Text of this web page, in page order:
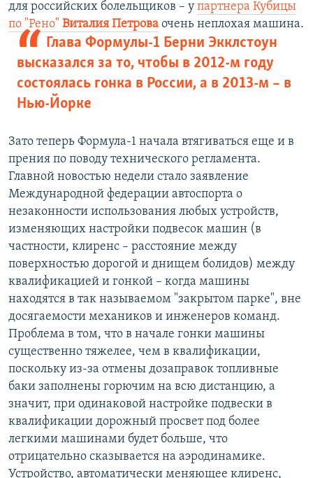
для российских болельщиков – у партнера Кубицы
по "Рено" Виталия Петрова очень неплохая машина.
Глава Формулы-1 Берни Экклстоун
высказался за то, чтобы в 2012-м году
состоялась гонка в России, а в 2013-м – в
Нью-Йорке
Зато теперь Формула-1 начала втягиваться еще и в
прения по поводу технического регламента.
Главной новостью недели стало заявление
Международной федерации автоспорта о
незаконности использования любых устройств,
изменяющих настройки подвесок машин (в
частности, клиренс – расстояние между
поверхностью дорогой и днищем болидов) между
квалификацией и гонкой – когда машины
находятся в так называемом "закрытом парке", вне
досягаемости механиков и инженеров команд.
Проблема в том, что в начале гонки машины
существенно тяжелее, чем в квалификации,
поскольку из-за отмены дозаправок топливные
баки заполнены горючим на всю дистанцию, а
значит, при одинаковой настройке подвески в
квалификации дорожный просвет под более
легкими машинами будет больше, что
отрицательно сказывается на аэродинамике.
Устройство, автоматически меняющее клиренс,